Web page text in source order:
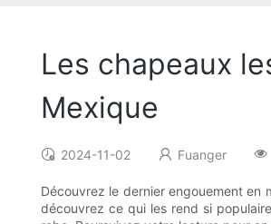
Les chapeaux
Mexique
2024-11-02 Fuanger
Découvrez le dernier engouement en
découvrez ce qui les rend si